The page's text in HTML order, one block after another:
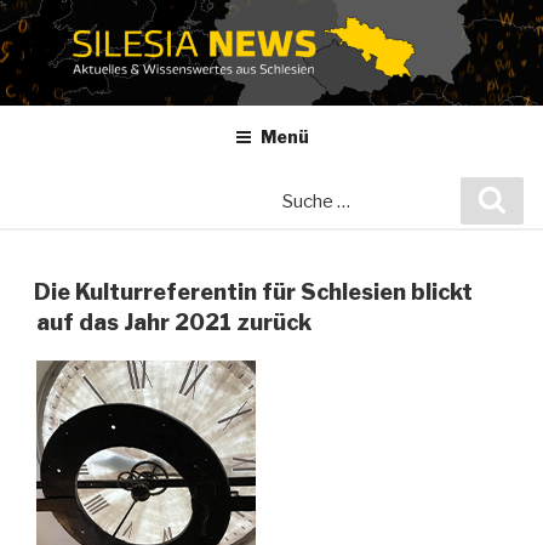
Zum
Inhalt
springen
Menü
Die Kulturreferentin für Schlesien blickt
auf das Jahr 2021 zurück